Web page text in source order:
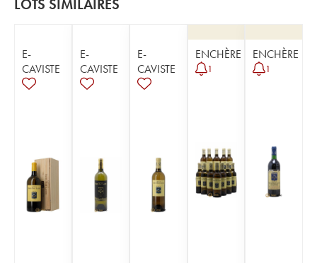
LOTS SIMILAIRES
E-
CAVISTE
E-
CAVISTE
E-
CAVISTE
ENCHÈRE
1
ENCHÈRE
1